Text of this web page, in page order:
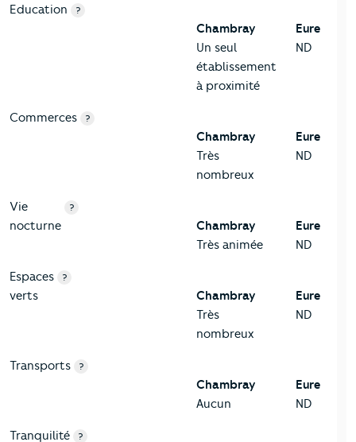
Education ?
Chambray
Un seul
établissement
à proximité
Eure
ND
Commerces ?
Chambray
Très
nombreux
Eure
ND
Vie
nocturne
?
Chambray
Très animée
Eure
ND
Espaces
verts
?
Chambray
Très
nombreux
Eure
ND
Transports ?
Chambray
Aucun
Eure
ND
Tranquilité ?